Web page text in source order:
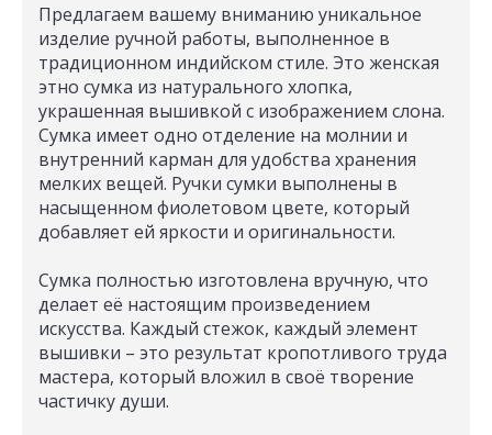
Предлагаем вашему вниманию уникальное
изделие ручной работы, выполненное в
традиционном индийском стиле. Это женская
этно сумка из натурального хлопка,
украшенная вышивкой с изображением слона.
Сумка имеет одно отделение на молнии и
внутренний карман для удобства хранения
мелких вещей. Ручки сумки выполнены в
насыщенном фиолетовом цвете, который
добавляет ей яркости и оригинальности.
Сумка полностью изготовлена вручную, что
делает её настоящим произведением
искусства. Каждый стежок, каждый элемент
вышивки – это результат кропотливого труда
мастера, который вложил в своё творение
частичку души.